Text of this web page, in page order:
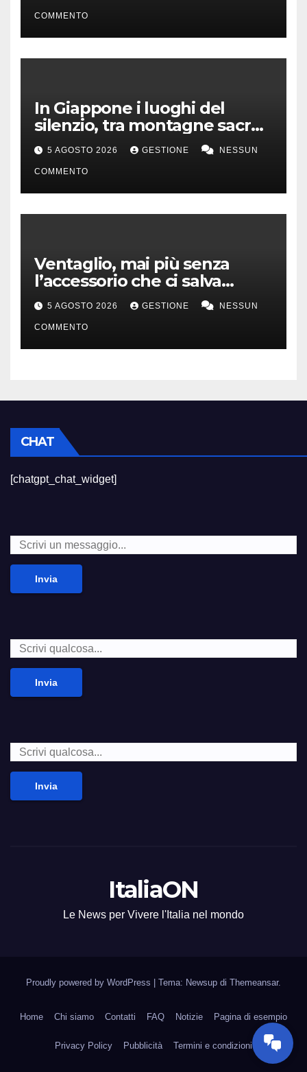
COMMENTO
In Giappone i luoghi del
silenzio, tra montagne sacre
e isole incontaminate
5 AGOSTO 2026 GESTIONE NESSUN
COMMENTO
Ventaglio, mai più senza
l’accessorio che ci salva
dall’afa
5 AGOSTO 2026 GESTIONE NESSUN
COMMENTO
CHAT
[chatgpt_chat_widget]
Invia
Invia
Invia
ItaliaON
Le News per Vivere l'Italia nel mondo
Proudly powered by WordPress Tema: Newsup di Themeansar.
Home Chi siamo Contatti FAQ Notizie Pagina di esempio
Privacy Policy Pubblicità Termini e condizioni